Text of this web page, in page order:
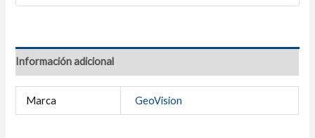
Información adicional
Marca GeoVision